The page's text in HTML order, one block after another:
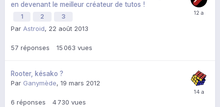
en devenant le meilleur créateur de tutos !
1 2 3
Par Astroid, 22 août 2013
57 réponses 15 063 vues
Rooter, késako ?
Par Ganymède, 19 mars 2012
6 réponses 4 730 vues